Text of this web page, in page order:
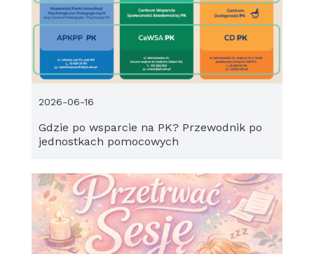
Gdzie po wsparcie na PK? Przewodnik po
jednostkach pomocowych
2026-06-16